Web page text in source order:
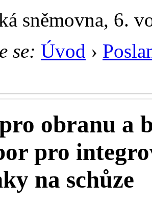
sněmovna, 6.
se: Úvod ›
obranu a
pro
na schůze